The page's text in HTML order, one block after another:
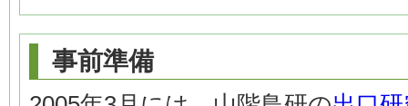
事前準備